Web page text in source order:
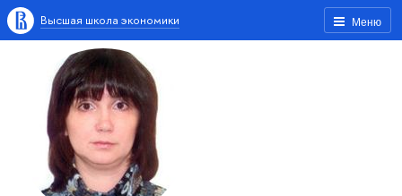
Меню
Высшая школа экономики